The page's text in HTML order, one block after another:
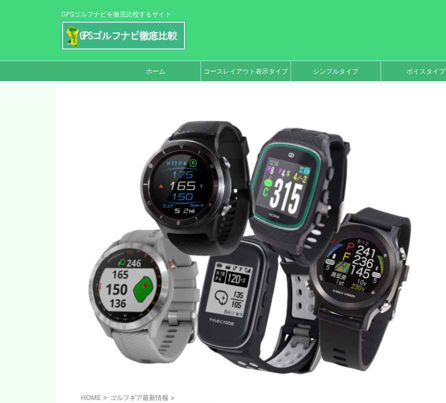
GPSゴルフナビを徹底比較するサイト
ホーム コースレイアウト表示タイプ シンプルタイプ ボイスタイプ
HOME > ゴルフギア最新情報 >